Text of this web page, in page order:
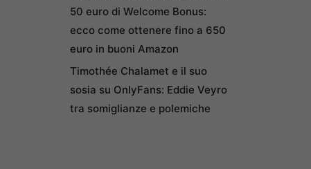
50 euro di Welcome Bonus:
ecco come ottenere fino a 650
euro in buoni Amazon
Timothée Chalamet e il suo
sosia su OnlyFans: Eddie Veyro
tra somiglianze e polemiche